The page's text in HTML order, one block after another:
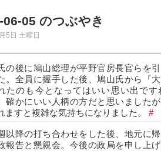
06-05 のつぶやき
5日 土曜日
の後に鳩山総理が平野官房長官らを
。全員に握手した後、鳩山氏から『
たのも今となってはいい思い出で
確かにいい人柄の方だと思いました
ますと複雑な気持ちになりました。 #
以降の打ち合わせをした後、地元に
報告と懇親会。今後の政局を申し上